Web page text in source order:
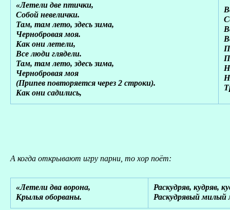
«Летели две птички,
Собой невелички.
Там, там лето, здесь зима,
Чернобровая моя.
Как они летели,
Все люди глядели.
Там, там лето, здесь зима,
Чернобровая моя
(Припев повторяется через 2 строки).
Как они садились,
А когда открывают игру парни, то хор поёт:
«Летели два ворона,
Крылья оборваны.
Раскудряв, кудряв,
Раскудрявый милый